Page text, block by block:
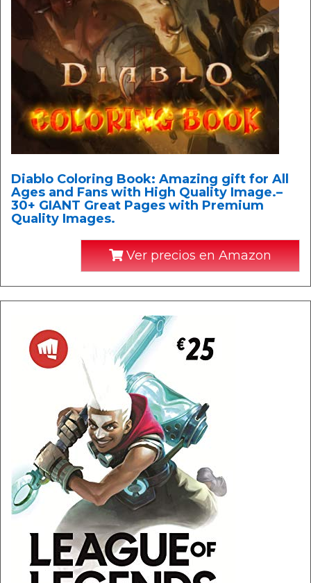
Diablo Coloring Book: Amazing gift for All
Ages and Fans with High Quality Image.–
30+ GIANT Great Pages with Premium
Quality Images.
Ver precios en Amazon